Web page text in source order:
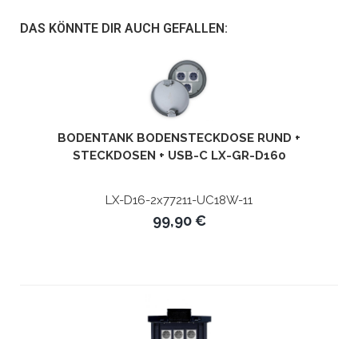
DAS KÖNNTE DIR AUCH GEFALLEN:
BODENTANK BODENSTECKDOSE RUND +
STECKDOSEN + USB-C LX-GR-D160
LX-D16-2x77211-UC18W-11
99,90 €